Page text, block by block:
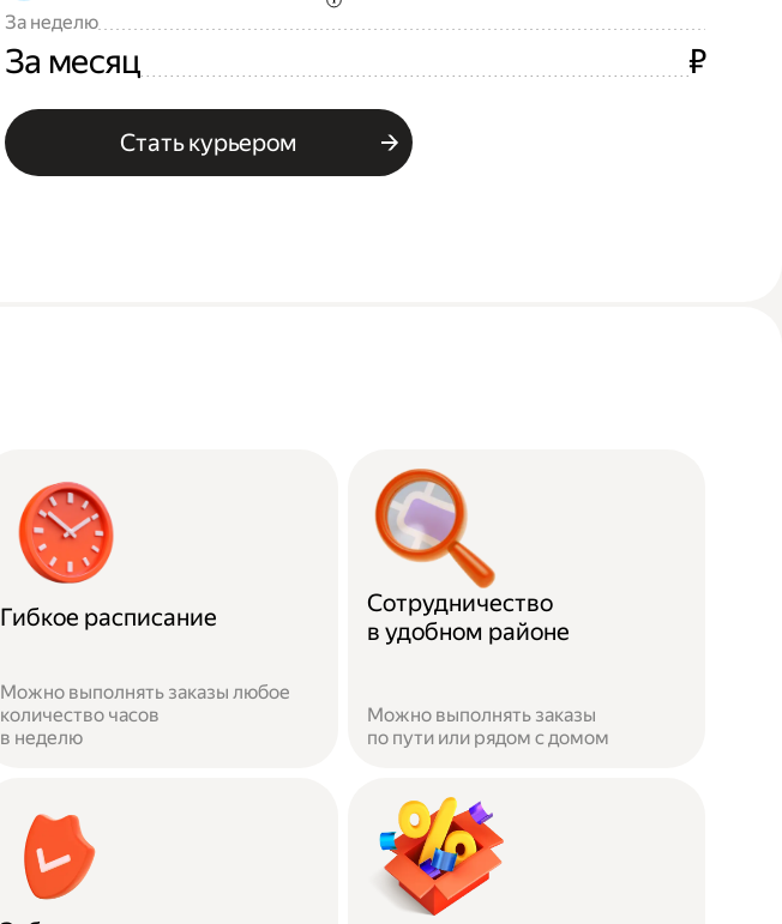
За неделю
За месяц ₽
Стать курьером
Гибкое расписание
Можно выполнять заказы любое
количество часов
в неделю
Сотрудничество
в удобном районе
Можно выполнять заказы
по пути или рядом с домом